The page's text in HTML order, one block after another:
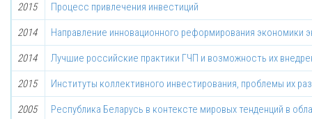
2015 Процесс привлечения инвестиций
2014 Направление инновационного реформирования экономики
2014 Лучшие российские практики ГЧП и возможность их
2015 Институты коллективного инвестирования, проблемы их
2005 Республика Беларусь в контексте мировых тенденций в